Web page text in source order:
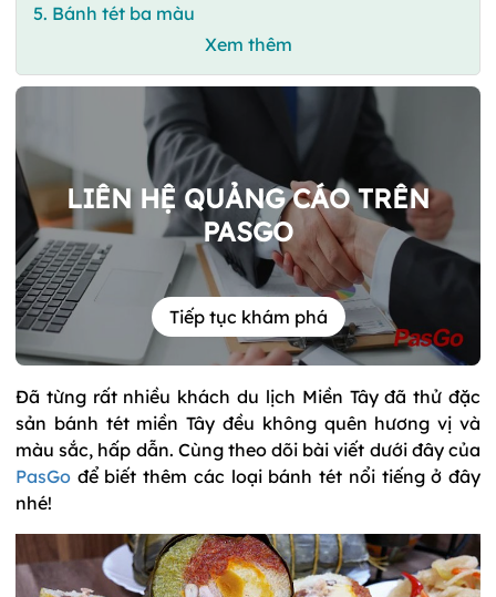
5. Bánh tét ba màu
Xem thêm
LIÊN HỆ QUẢNG CÁO TRÊN
PASGO
Tiếp tục khám phá
Đã từng rất nhiều khách du lịch Miền Tây đã thử đặc
sản bánh tét miền Tây đều không quên hương vị và
màu sắc, hấp dẫn. Cùng theo dõi bài viết dưới đây của
PasGo để biết thêm các loại bánh tét nổi tiếng ở đây
nhé!